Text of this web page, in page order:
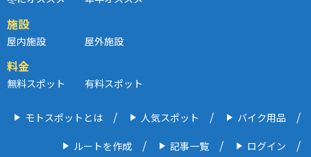
施設
屋内施設 屋外施設
料金
無料スポット 有料スポット
モトスポットとは 人気スポット バイク用品
ルートを作成 記事一覧 ログイン